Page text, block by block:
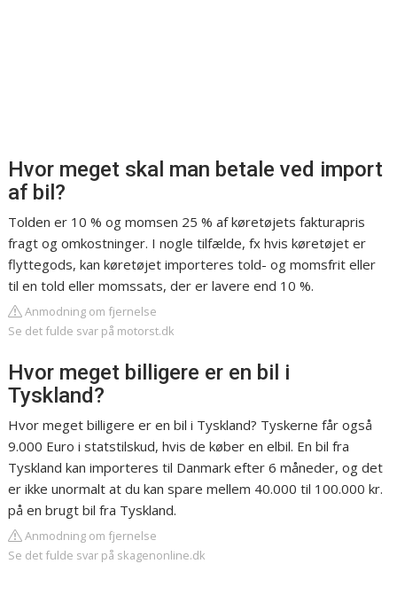
Hvor meget skal man betale ved import
af bil?
Tolden er 10 % og momsen 25 % af køretøjets fakturapris
fragt og omkostninger. I nogle tilfælde, fx hvis køretøjet er
flyttegods, kan køretøjet importeres told- og momsfrit eller
til en told eller momssats, der er lavere end 10 %.
Anmodning om fjernelse
Se det fulde svar på motorst.dk
Hvor meget billigere er en bil i
Tyskland?
Hvor meget billigere er en bil i Tyskland? Tyskerne får også
9.000 Euro i statstilskud, hvis de køber en elbil. En bil fra
Tyskland kan importeres til Danmark efter 6 måneder, og det
er ikke unormalt at du kan spare mellem 40.000 til 100.000 kr.
på en brugt bil fra Tyskland.
Anmodning om fjernelse
Se det fulde svar på skagenonline.dk